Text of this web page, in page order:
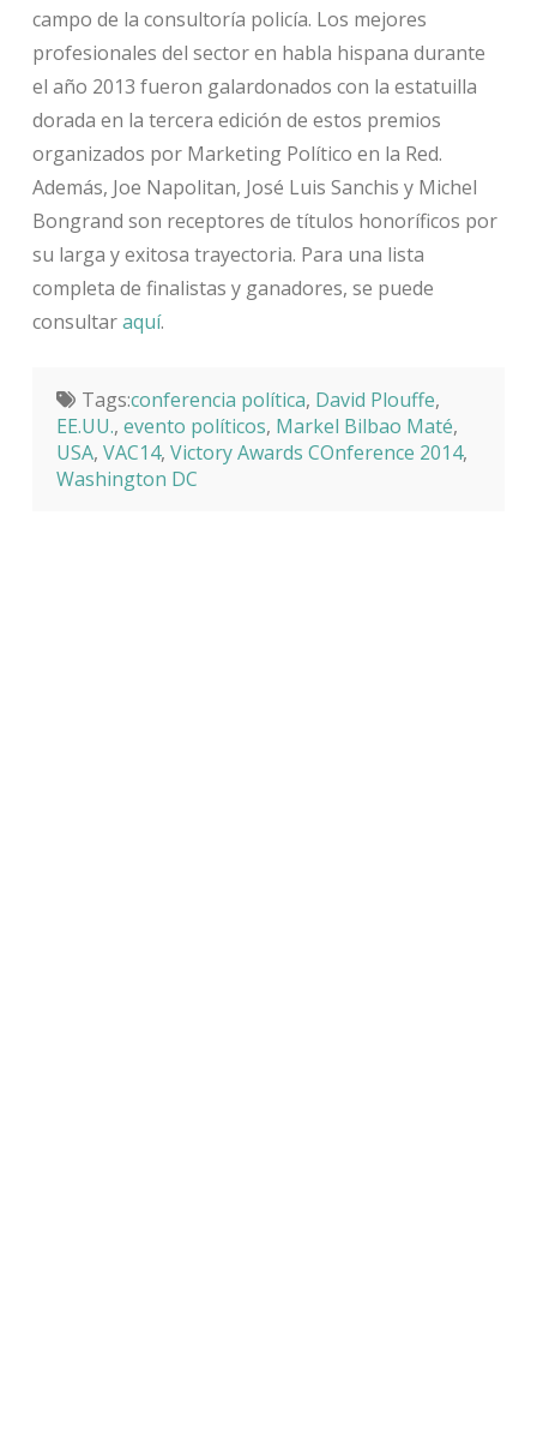
campo de la consultoría policía. Los mejores
profesionales del sector en habla hispana durante
el año 2013 fueron galardonados con la estatuilla
dorada en la tercera edición de estos premios
organizados por Marketing Político en la Red.
Además, Joe Napolitan, José Luis Sanchis y Michel
Bongrand son receptores de títulos honoríficos por
su larga y exitosa trayectoria. Para una lista
completa de finalistas y ganadores, se puede
consultaraquí.
Tags:conferencia política, David Plouffe,
EE.UU., evento políticos, Markel Bilbao Maté,
USA, VAC14, Victory Awards COnference 2014,
Washington DC